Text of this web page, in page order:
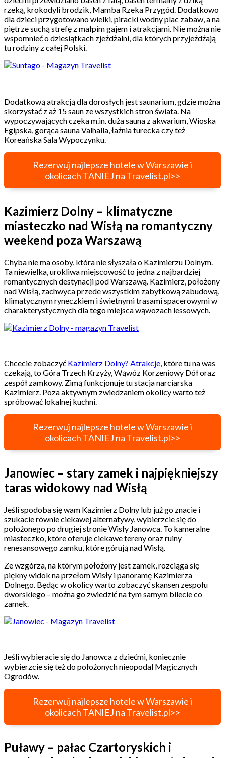
rzeką, krokodyli brodzik, Mamba Rzeka Przygód. Dodatkowo
dla dzieci przygotowano wielki, piracki wodny plac zabaw, a na
piętrze suchą strefę z małpim gajem i atrakcjami. Nie można nie
wspomnieć o dziesiątkach zjeżdżalni, dla których przyjeżdżają
tu rodziny z całej Polski.
Dodatkową atrakcją dla dorosłych jest saunarium, gdzie można
skorzystać z aż 15 saun ze wszystkich stron świata. Na
wypoczywających czeka m.in. duża sauna z akwarium, Wioska
Egipska, gorąca sauna Valhalla, łaźnia turecka czy też
Koreańska Sala Wypoczynku.
Rezerwuj najlepsze hotele w Warszawie i
okolicach TANIEJ na Travelist.pl>>
Kazimierz Dolny – klimatyczne
miasteczko nad Wisłą na romantyczny
weekend poza Warszawą
Chyba nie ma osoby, która nie słyszała o Kazimierzu Dolnym.
Ta niewielka, urokliwa miejscowość to jedna z najbardziej
romantycznych destynacji pod Warszawą. Kazimierz, położony
nad Wisłą, zachwyca przede wszystkim zabytkową zabudową,
klimatycznym ryneczkiem i świetnymi trasami spacerowymi w
charakterystycznych dla tego miejsca wąwozach lessowych.
Chcecie zobaczyć Kazimierz Dolny? Atrakcje, które tu na was
czekają, to Góra Trzech Krzyży, Wąwóz Korzeniowy Dół oraz
zespół zamkowy. Zimą funkcjonuje tu stacja narciarska
Kazimierz. Poza aktywnym zwiedzaniem okolicy warto też
spróbować lokalnej kuchni.
Rezerwuj najlepsze hotele w Warszawie i
okolicach TANIEJ na Travelist.pl>>
Janowiec – stary zamek i najpiękniejszy
taras widokowy nad Wisłą
Jeśli spodoba się wam Kazimierz Dolny lub już go znacie i
szukacie równie ciekawej alternatywy, wybierzcie się do
położonego po drugiej stronie Wisły Janowca. To kameralne
miasteczko, które oferuje ciekawe tereny oraz ruiny
renesansowego zamku, które górują nad Wisłą.
Ze wzgórza, na którym położony jest zamek, rozciąga się
piękny widok na przełom Wisły i panoramę Kazimierza
Dolnego. Będąc w okolicy warto zobaczyć skansen zespołu
dworskiego – można go zwiedzić na tym samym bilecie co
zamek.
Jeśli wybieracie się do Janowca z dziećmi, koniecznie
wybierzcie się też do położonych nieopodal Magicznych
Ogrodów.
Rezerwuj najlepsze hotele w Warszawie i
okolicach TANIEJ na Travelist.pl>>
Puławy – pałac Czartoryskich i